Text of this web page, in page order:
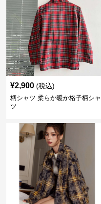
¥2,900 (税込)
柄シャツ 柔らか暖か格子柄シャ
ツ